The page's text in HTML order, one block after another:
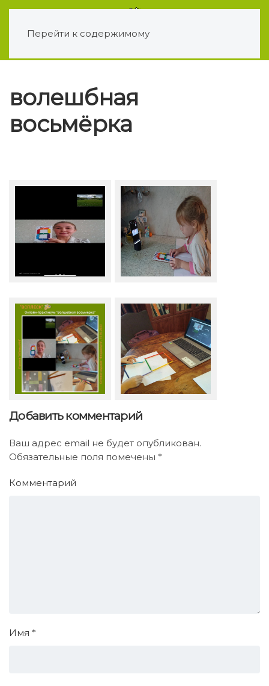
Перейти к содержимому
волешбная
восьмёрка
Добавить комментарий
Ваш адрес email не будет опубликован.
Обязательные поля помечены *
Комментарий
Имя *